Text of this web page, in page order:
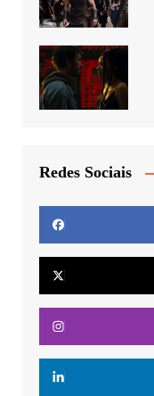
Redes Sociais